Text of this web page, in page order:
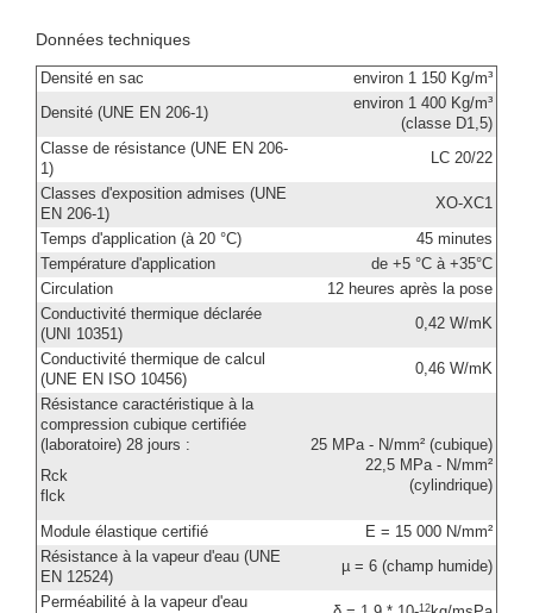
Données techniques
Densité en sac environ 1 150 Kg/m³
Densité (UNE EN 206-1)
environ 1 400 Kg/m³
(classe D1,5)
Classe de résistance (UNE EN 206-
1)
LC 20/22
Classes d'exposition admises (UNE
EN 206-1)
XO-XC1
Temps d'application (à 20 °C)
45 minutes
Température d'application
de +5 °C à +35°C
Circulation
12 heures après la pose
Conductivité thermique déclarée
(UNI 10351)
0,42 W/mK
Conductivité thermique de calcul
(UNE EN ISO 10456)
0,46 W/mK
Résistance caractéristique à la
compression cubique certifiée
(laboratoire) 28 jours :
Rck
flck
25 MPa - N/mm² (cubique)
22,5 MPa - N/mm²
(cylindrique)
Module élastique certifié
E = 15 000 N/mm²
Résistance à la vapeur d'eau (UNE
EN 12524)
µ = 6 (champ humide)
Perméabilité à la vapeur d'eau
12